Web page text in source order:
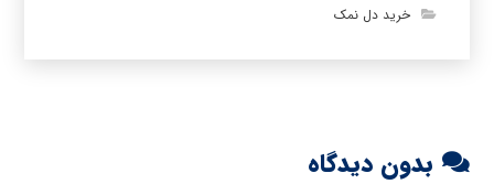
خرید دل نمک
بدون دیدگاه